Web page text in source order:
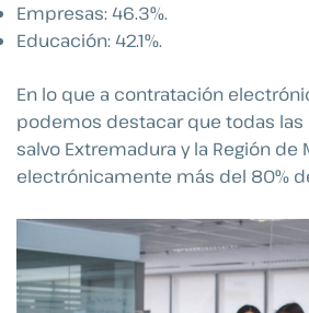
Empresas: 46.3%.
Educación: 42.1%.
En lo que a contratación
podemos destacar que todas
salvo Extremadura y la Región de
electrónicamente más del 80%